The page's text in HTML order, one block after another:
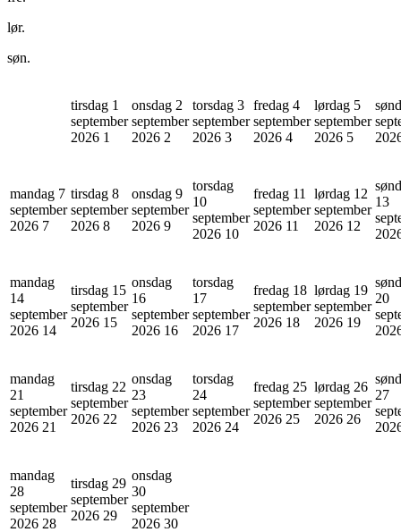
lør.
søn.
tirsdag 1
september
2026 1
onsdag 2
september
2026 2
torsdag 3
september
2026 3
fredag 4
september
2026 4
lørdag 5
september
2026 5
mandag 7
september
2026 7
tirsdag 8
september
2026 8
onsdag 9
september
2026 9
torsdag
10
september
2026 10
fredag 11
september
2026 11
lørdag 12
september
2026 12
13
mandag
14
september
2026 14
tirsdag 15
september
2026 15
onsdag
16
september
2026 16
torsdag
17
september
2026 17
fredag 18
september
2026 18
lørdag 19
september
2026 19
20
mandag
21
september
2026 21
tirsdag 22
september
2026 22
onsdag
23
september
2026 23
torsdag
24
september
2026 24
fredag 25
september
2026 25
lørdag 26
september
2026 26
27
mandag
28
september
2026 28
tirsdag 29
september
2026 29
onsdag
30
september
2026 30